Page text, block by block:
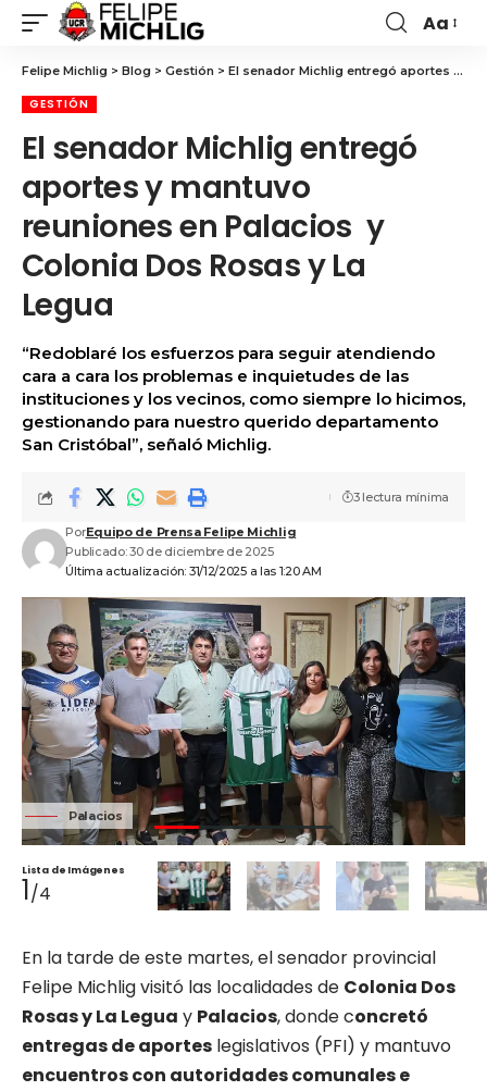
Aa
Felipe Michlig > Blog > Gestión > El senador Michlig entregó aportes y mantuvo reuniones en Palacios y Colonia Dos Rosas y La Legua
GESTIÓN
El senador Michlig entregó
aportes y mantuvo
reuniones en Palacios y
Colonia Dos Rosas y La
Legua
“Redoblaré los esfuerzos para seguir atendiendo
cara a cara los problemas e inquietudes de las
instituciones y los vecinos, como siempre lo hicimos,
gestionando para nuestro querido departamento
San Cristóbal”, señaló Michlig.
Última actualización: 31/12/2025 a las 1:20 AM
PorEquipo de Prensa Felipe Michlig
Publicado: 30 de diciembre de 2025
3 lectura mínima
Palacios
Lista de Imágenes
1/4
En la tarde de este martes, el senador provincial
Felipe Michlig visitó las localidades de Colonia Dos
Rosas y La Legua y Palacios, donde concretó
entregas de aportes legislativos (PFI) y mantuvo
encuentros con autoridades comunales e